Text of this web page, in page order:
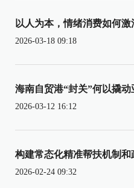
以人为本，情绪消费如何
2026-03-18 09:18
海南自贸港“封关”何以撬
2026-03-12 16:12
构建常态化精准帮扶机制和
2026-02-24 09:32